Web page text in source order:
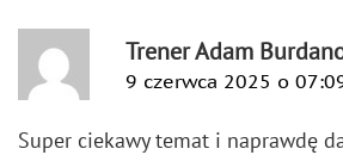
Trener Adam
9 czerwca 2025 o
Super ciekawy temat i naprawdę